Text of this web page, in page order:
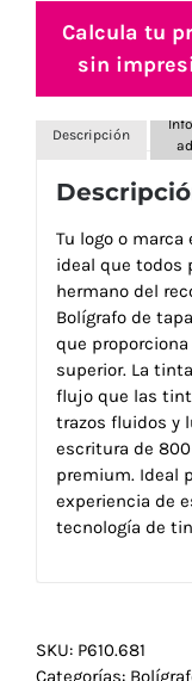
Calcula tu
sin
Descripción
Tu logo o
ideal que todos
hermano del
Bolígrafo de
que
superior. La
flujo que las
trazos fluidos y
escritura de
premium. Ideal
experiencia de
tecnología de
SKU: P610.681